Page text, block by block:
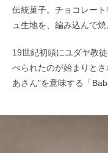
伝統菓子。チョコレー
ュ生地を、編み込んで
19世紀初頭にユダヤ教
べられたのが始まりと
あさん”を意味する「